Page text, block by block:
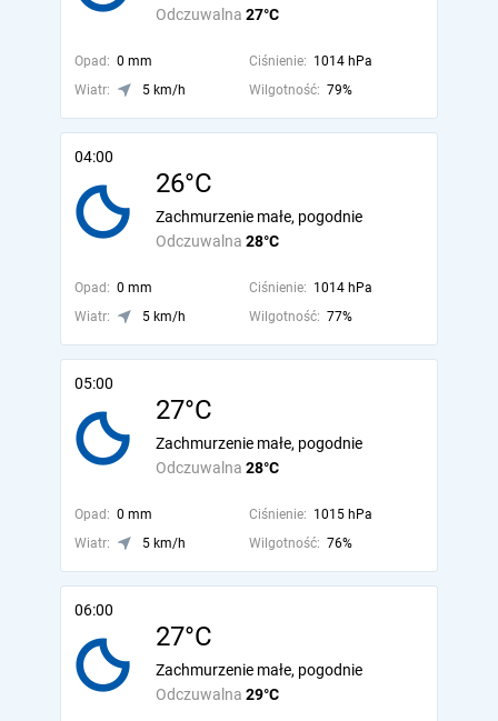
Odczuwalna 27°C
Opad: 0 mm Ciśnienie: 1014 hPa
Wiatr:
5 km/h Wilgotność: 79%
04:00
26°C
Odczuwalna 28°C
Zachmurzenie małe, pogodnie
Opad: 0 mm Ciśnienie: 1014 hPa
Wiatr:
5 km/h Wilgotność: 77%
05:00
27°C
Odczuwalna 28°C
Zachmurzenie małe, pogodnie
Opad: 0 mm Ciśnienie: 1015 hPa
Wiatr:
5 km/h Wilgotność: 76%
06:00
27°C
Odczuwalna 29°C
Zachmurzenie małe, pogodnie